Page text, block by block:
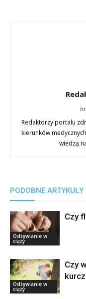
Redaktorzy portalu
kierunków
wiedzą
PODOBNE ARTYKUŁY
Odżywianie w
ciąży
Czy
Odżywianie w
ciąży
Czy